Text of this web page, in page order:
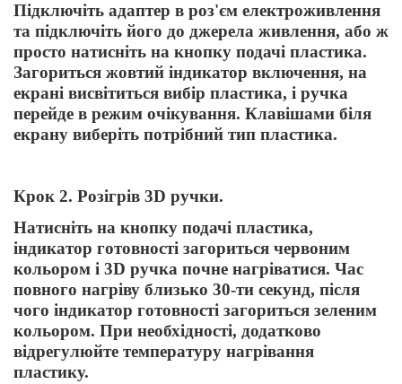
Підключіть адаптер в роз'єм електроживлення
та підключіть його до джерела живлення, або ж
просто натисніть на кнопку подачі пластика.
Загориться жовтий індикатор включення, на
екрані висвітиться вибір пластика, і ручка
перейде в режим очікування. Клавішами біля
екрану виберіть потрібний тип пластика.
Крок 2. Розігрів 3D ручки.
Натисніть на кнопку подачі пластика,
індикатор готовності загориться червоним
кольором і 3D ручка почне нагріватися. Час
повного нагріву близько 30-ти секунд, після
чого індикатор готовності загориться зеленим
кольором. При необхідності, додатково
відрегулюйте температуру нагрівання
пластику.